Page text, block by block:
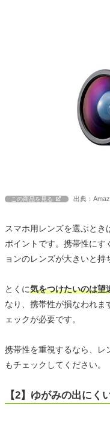
この商品を見る 出典：
スマホ用レンズを選ぶとき
ポイントです。携帯性にす
ョンのレンズが大きいと持
とくに気をつけたいのは望
なり、携帯性が損なわれま
ェックが必要です。
携帯性を重視するなら、レ
もチェックしてください。
【2】ゆがみの出にく